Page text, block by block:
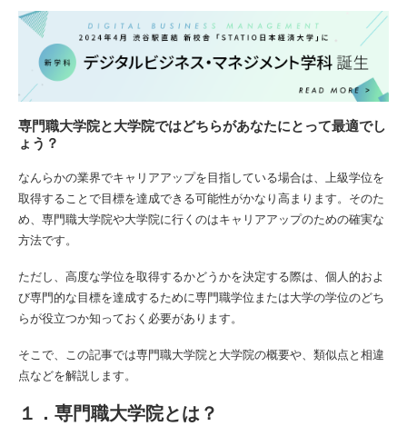
専門職大学院と大学院ではどちらがあなたにとって最適でし
ょう？
なんらかの業界でキャリアアップを目指している場合は、上級学位を
取得することで目標を達成できる可能性がかなり高まります。そのた
め、専門職大学院や大学院に行くのはキャリアアップのための確実な
方法です。
ただし、高度な学位を取得するかどうかを決定する際は、個人的およ
び専門的な目標を達成するために専門職学位または大学の学位のどち
らが役立つか知っておく必要があります。
そこで、この記事では専門職大学院と大学院の概要や、類似点と相違
点などを解説します。
１．専門職大学院とは？